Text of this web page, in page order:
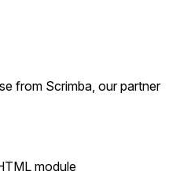
from Scrimba, our partner
module